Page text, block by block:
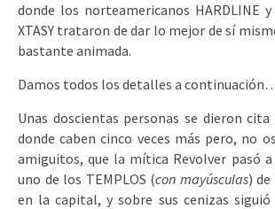
donde los norteamericanos HARDLINE
XTASY trataron de dar lo mejor de sí
bastante animada.
Damos todos los detalles a
Unas doscientas personas se dieron cita
donde caben cinco veces más pero, no
amiguitos, que la mítica Revolver pasó
uno de los TEMPLOS (con mayúsculas) de
en la capital, y sobre sus cenizas siguió